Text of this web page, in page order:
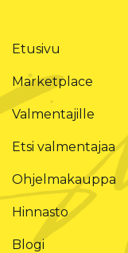
Etusivu
Marketplace
Valmentajille
Etsi valmentajaa
Ohjelmakauppa
Hinnasto
Blogi